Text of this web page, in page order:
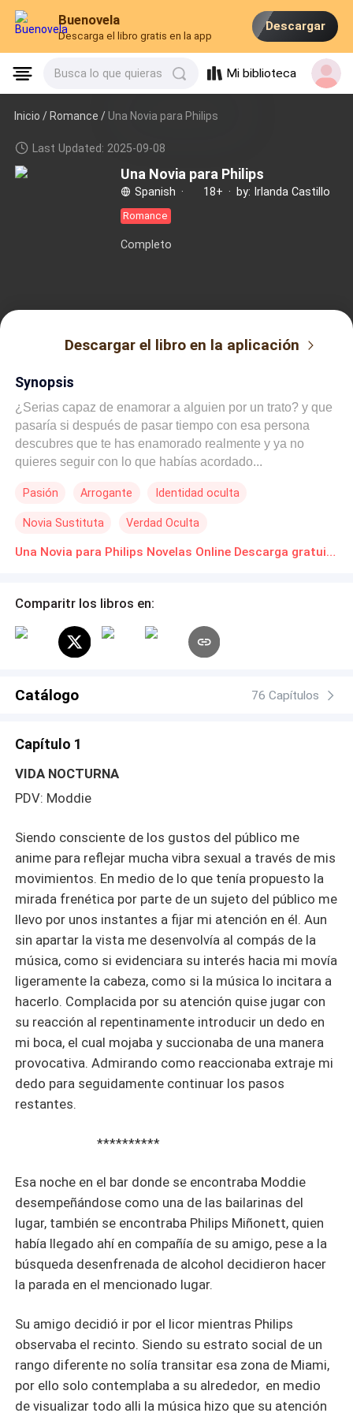
Buenovela
Descarga el libro gratis en la app
Descargar
Busca lo que quieras Mi biblioteca
Inicio /Romance / Una Novia para Philips
Last Updated: 2025-09-08
Una Novia para Philips
Spanish · 18+ · by: Irlanda Castillo
Romance
Completo
Descargar el libro en la aplicación
Synopsis
¿Serias capaz de enamorar a alguien por un trato? y que
pasaría si después de pasar tiempo con esa persona
descubres que te has enamorado realmente y ya no
quieres seguir con lo que habías acordado...
Pasión Arrogante Identidad oculta
Novia Sustituta Verdad Oculta
Una Novia para Philips Novelas Online Descarga gratuita de PDF
Comparitr los libros en:
Catálogo 76 Capítulos
Capítulo 1
VIDA NOCTURNA
PDV: Moddie
Siendo consciente de los gustos del público me
anime para reflejar mucha vibra sexual a través de mis
movimientos. En medio de lo que tenía propuesto la
mirada frenética por parte de un sujeto del público me
llevo por unos instantes a fijar mi atención en él. Aun
sin apartar la vista me desenvolvía al compás de la
música, como si evidenciara su interés hacia mi movía
ligeramente la cabeza, como si la música lo incitara a
hacerlo. Complacida por su atención quise jugar con
su reacción al repentinamente introducir un dedo en
mi boca, el cual mojaba y succionaba de una manera
provocativa. Admirando como reaccionaba extraje mi
dedo para seguidamente continuar los pasos
restantes.
**********
Esa noche en el bar donde se encontraba Moddie
desempeñándose como una de las bailarinas del
lugar, también se encontraba Philips Miñonett, quien
había llegado ahí en compañía de su amigo, pese a la
búsqueda desenfrenada de alcohol decidieron hacer
la parada en el mencionado lugar.
Su amigo decidió ir por el licor mientras Philips
observaba el recinto. Siendo su estrato social de un
rango diferente no solía transitar esa zona de Miami,
por ello solo contemplaba a su alrededor, en medio
de visualizar todo alli la música hizo que su atención